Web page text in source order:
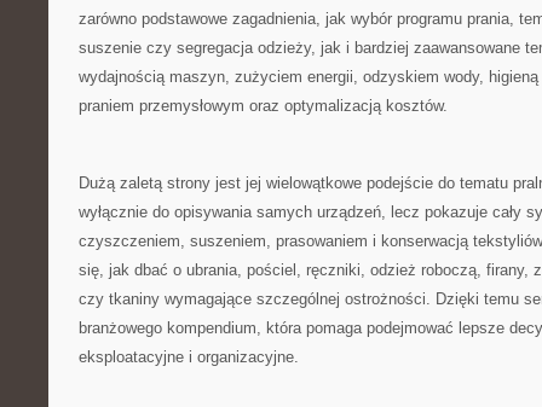
zarówno podstawowe zagadnienia, jak wybór programu prania,
suszenie czy segregacja odzieży, jak i bardziej zaawansowane
wydajnością maszyn, zużyciem energii, odzyskiem wody,
praniem przemysłowym oraz optymalizacją kosztów.
Dużą zaletą strony jest jej wielowątkowe podejście do tematu
wyłącznie do opisywania samych urządzeń, lecz pokazuje cały
czyszczeniem, suszeniem, prasowaniem i konserwacją
się, jak dbać o ubrania, pościel, ręczniki, odzież roboczą, firany,
czy tkaniny wymagające szczególnej ostrożności. Dzięki temu
branżowego kompendium, która pomaga podejmować lepsze
eksploatacyjne i organizacyjne.